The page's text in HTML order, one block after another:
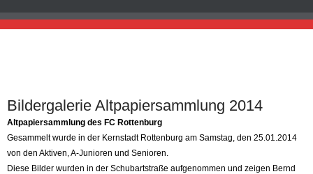
Bildergalerie Altpapiersammlung 2014
Altpapiersammlung des FC Rottenburg
Gesammelt wurde in der Kernstadt Rottenburg am Samstag, den 25.01.2014
von den Aktiven, A-Junioren und Senioren.
Diese Bilder wurden in der Schubartstraße aufgenommen und zeigen Bernd